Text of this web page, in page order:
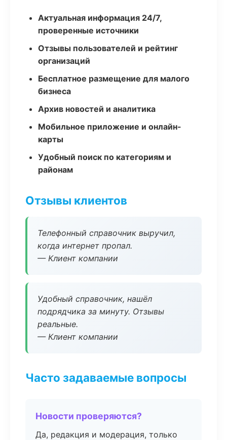
Актуальная информация 24/7,
проверенные источники
Отзывы пользователей и рейтинг
организаций
Бесплатное размещение для малого
бизнеса
Архив новостей и аналитика
Мобильное приложение и онлайн-
карты
Удобный поиск по категориям и
районам
Отзывы клиентов
Телефонный справочник выручил,
когда интернет пропал.
— Клиент компании
Удобный справочник, нашёл
подрядчика за минуту. Отзывы
реальные.
— Клиент компании
Часто задаваемые вопросы
Новости проверяются?
Да, редакция и модерация, только